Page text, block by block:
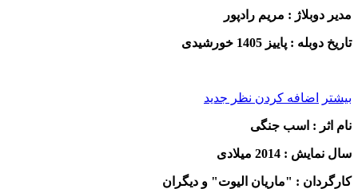
مدیر دوبلاژ : مریم رادپور
تاریخ دوبله : پاییز 1405 خورشیدی
بیشتر اضافه کردن نظر جدید
نام اثر : اسب جنگی
سال نمایش : 2014 میلادی
کارگردان : "ماریان الیوت" و دیگران